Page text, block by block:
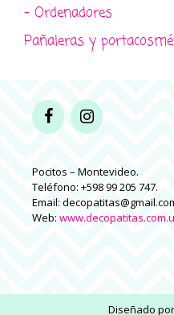
- Ordenadores
Pañaleras y
Pocitos – Montevideo.
Teléfono: +598 99 205 747.
Email:
Web:
Diseñado por